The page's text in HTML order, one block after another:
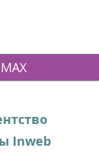
Inweb